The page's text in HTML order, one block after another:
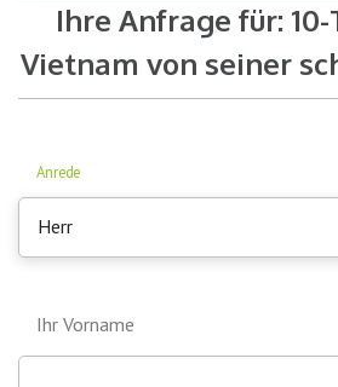
Ihre Anfrage für:
Vietnam von seiner
Anrede
Herr
Ihr Vorname